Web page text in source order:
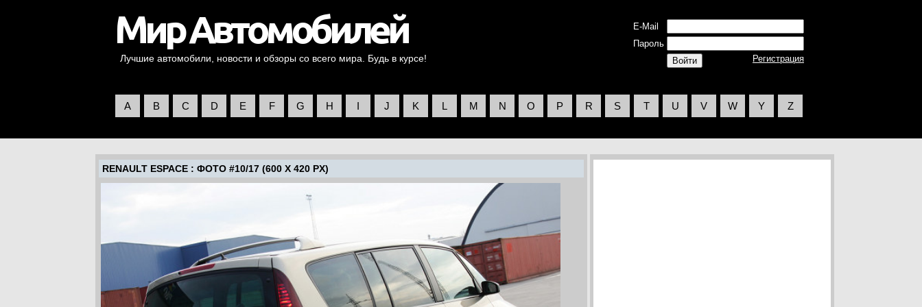
Лучшие автомобили, новости и обзоры со всего мира. Будь в курсе!
E-Mail
Пароль
Регистрация
A B C D E F G H I J K L M N O P R S T U V W Y Z
RENAULT ESPACE: ФОТО #10/17 (600 X 420 PX)